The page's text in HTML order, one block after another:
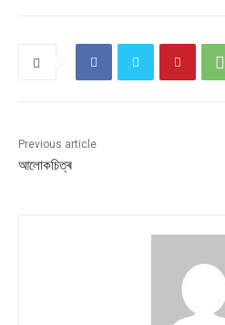
Previous article
আলোকচিত্ৰ